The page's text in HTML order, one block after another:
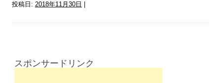
投稿日: 2018年11月30日
スポンサードリンク